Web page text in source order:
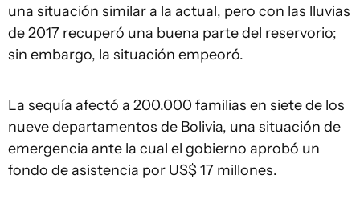
una situación similar a la actual, pero con las lluvias
de 2017 recuperó una buena parte del reservorio;
sin embargo, la situación empeoró.
La sequía afectó a 200.000 familias en siete de los
nueve departamentos de Bolivia, una situación de
emergencia ante la cual el gobierno aprobó un
fondo de asistencia por US$ 17 millones.